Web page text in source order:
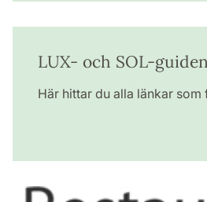
LUX- och SOL-guiden
Här hittar du alla länkar som